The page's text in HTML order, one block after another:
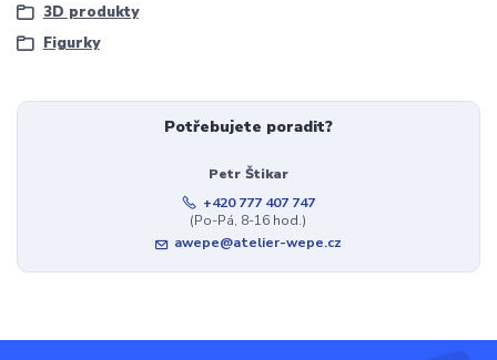
3D produkty
Figurky
Potřebujete poradit?
Petr Štikar
+420 777 407 747
(Po-Pá, 8-16 hod.)
awepe@atelier-wepe.cz